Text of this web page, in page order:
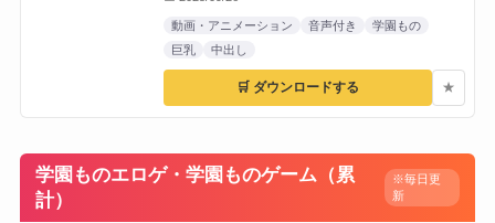
動画・アニメーション 音声付き
学園もの
巨乳
中出し
🛒 ダウンロードする ★
学園ものエロゲ・学園ものゲーム（累
計）
※毎日更
新